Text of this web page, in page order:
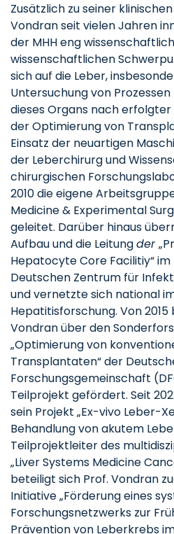
Zusätzlich zu seiner
Vondran seit vielen Jahren
der MHH eng
wissenschaftlichen
sich auf die Leber,
Untersuchung von
dieses Organs nach
der Optimierung von
Einsatz der neuartigen
der Leberchirurg und
chirurgischen
2010 die eigene
Medicine & Experimental
geleitet. Darüber hinaus
Aufbau und die Leitungder
Hepatocyte Core Facilitiy“
Deutschen Zentrum für
und vernetzte sich national
Hepatitisforschung. Von 2015
Vondran über den
„Optimierung von
Transplantaten“ der
Forschungsgemeinschaft
Teilprojekt gefördert. Seit
sein Projekt „Ex-vivo Leber-
Behandlung von akutem
Teilprojektleiter des
„Liver Systems Medicine
beteiligt sich Prof. Vondran
Initiative „Förderung eines
Forschungsnetzwerks zur
Prävention von Leberkrebs